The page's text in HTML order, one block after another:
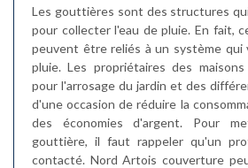
Les gouttières sont des structures
pour collecter l'eau de pluie. En fait,
peuvent être reliés à un système qui
pluie. Les propriétaires des
pour l'arrosage du jardin et des
d'une occasion de réduire la
des économies d'argent. Pour
gouttière, il faut rappeler qu'un
contacté. Nord Artois couverture